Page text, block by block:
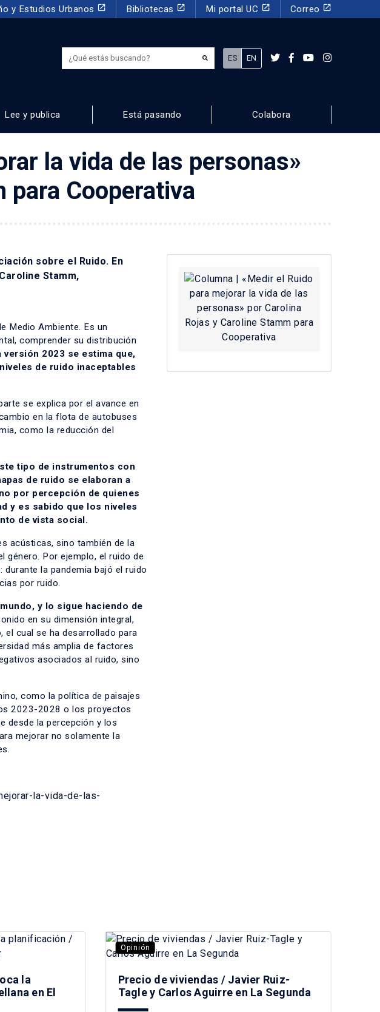
y Estudios Urbanos launch Bibliotecas launch Mi portal UC launch Correo launch
¿Qué estás buscando?
ES EN
Lee y publica Está pasando Colabora
la vida de las personas»
para Cooperativa
sobre el Ruido. En
Stamm,
Medio Ambiente. Es un
comprender su distribución
versión 2023 se estima que,
de ruido inaceptables
se explica por el avance en
en la flota de autobuses
como la reducción del
tipo de instrumentos con
de ruido se elaboran a
por percepción de quienes
y es sabido que los niveles
de vista social.
acústicas, sino también de la
género. Por ejemplo, el ruido de
durante la pandemia bajó el ruido
por ruido.
y lo sigue haciendo de
en su dimensión integral,
cual se ha desarrollado para
más amplia de factores
asociados al ruido, sino
como la política de paisajes
2023-2028 o los proyectos
desde la percepción y los
mejorar no solamente la
la-vida-de-las-
la
en El
Opinión
Precio de viviendas / Javier Ruiz-
Tagle y Carlos Aguirre en La Segunda